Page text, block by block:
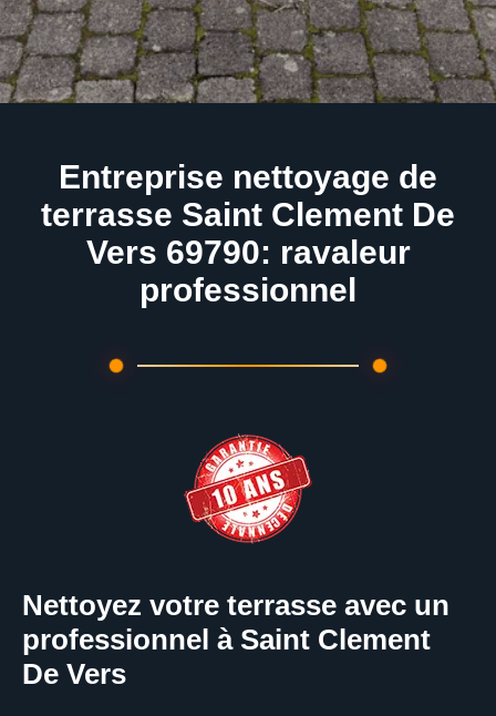
Entreprise nettoyage de
terrasse Saint Clement De
Vers 69790: ravaleur
professionnel
Nettoyez votre terrasse avec un
professionnel à Saint Clement
De Vers